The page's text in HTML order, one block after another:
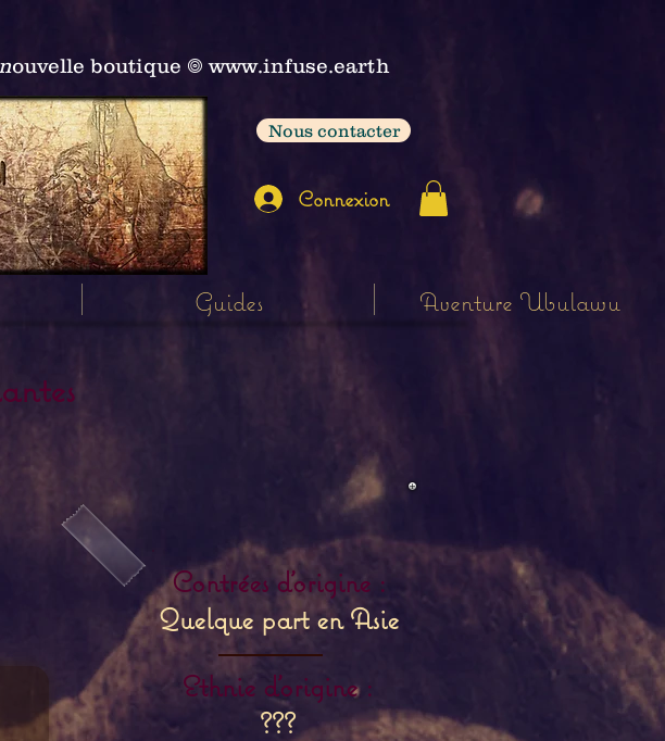
ouvelle boutique 𖣠 www.infuse.earth
Nous contacter
Connexion
Guides Aventure Ubulawu
Contrées d'origine :
Quelque part en Asie
Ethnie d'origine :
???